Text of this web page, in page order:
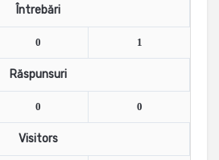
Întrebări
0 1
Răspunsuri
0 0
Visitors